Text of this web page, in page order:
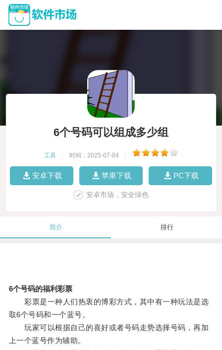
6个号码可以组成多少组
工具 时间：2025-07-04
安卓下载 苹果下载 PC下载
安卓市场，安全绿色
简介 排行
6个号码的福利彩票
彩票是一种人们热衷的博彩方式，其中有一种玩法是选
取6个号码和一个蓝号。
玩家可以根据自己的喜好或者号码走势选择号码，再加
上一个蓝号作为辅助。